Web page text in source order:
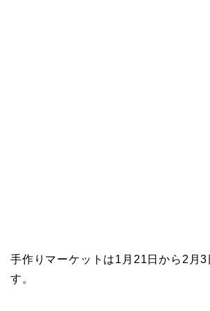
手作りマーケットは1月21日から2月3
す。